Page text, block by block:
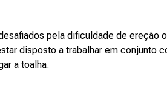
pela dificuldade de ereção
disposto a trabalhar em conjunto
a toalha.